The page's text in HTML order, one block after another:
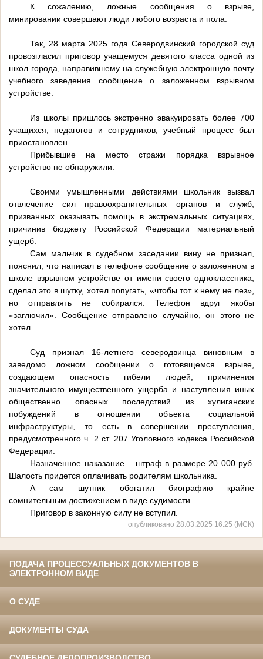
К сожалению, ложные сообщения о взрыве,
минировании совершают люди любого возраста и пола.
Так, 28 марта 2025 года Северодвинский городской суд
провозгласил приговор учащемуся девятого класса одной из
школ города, направившему на служебную электронную почту
учебного заведения сообщение о заложенном взрывном
устройстве.
Из школы пришлось экстренно эвакуировать более 700
учащихся, педагогов и сотрудников, учебный процесс был
приостановлен.
Прибывшие на место стражи порядка взрывное
устройство не обнаружили.
Своими умышленными действиями школьник вызвал
отвлечение сил правоохранительных органов и служб,
призванных оказывать помощь в экстремальных ситуациях,
причинив бюджету Российской Федерации материальный
ущерб.
Сам мальчик в судебном заседании вину не признал,
пояснил, что написал в телефоне сообщение о заложенном в
школе взрывном устройстве от имени своего одноклассника,
сделал это в шутку, хотел попугать, «чтобы тот к нему не лез»,
но отправлять не собирался. Телефон вдруг якобы
«заглючил». Сообщение отправлено случайно, он этого не
хотел.
Суд признал 16-летнего северодвинца виновным в
заведомо ложном сообщении о готовящемся взрыве,
создающем опасность гибели людей, причинения
значительного имущественного ущерба и наступления иных
общественно опасных последствий из хулиганских
побуждений в отношении объекта социальной
инфраструктуры, то есть в совершении преступления,
предусмотренного ч. 2 ст. 207 Уголовного кодекса Российской
Федерации.
Назначенное наказание – штраф в размере 20 000 руб.
Шалость придется оплачивать родителям школьника.
А сам шутник обогатил биографию крайне
сомнительным достижением в виде судимости.
Приговор в законную силу не вступил.
опубликовано 28.03.2025 16:25 (МСК)
ПОДАЧА ПРОЦЕССУАЛЬНЫХ ДОКУМЕНТОВ В
ЭЛЕКТРОННОМ ВИДЕ
О СУДЕ
ДОКУМЕНТЫ СУДА